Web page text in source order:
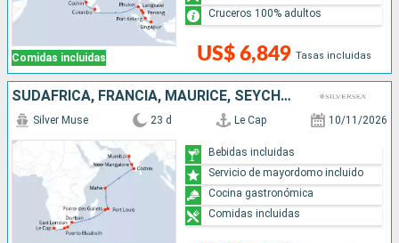
Comidas incluidas US$ 6,849 Tasas incluidas
Cruceros 100% adultos
SUDAFRICA, FRANCIA, MAURICE, SEYCHELLES, INDIA
Silver Muse 23 d Le Cap 10/11/2026
Bebidas incluidas
Servicio de mayordomo incluido
Cocina gastronómica
Comidas incluidas